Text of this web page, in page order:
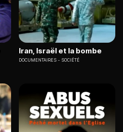
Iran, Israël et la bombe
DOCUMENTAIRES SOCIÉTÉ